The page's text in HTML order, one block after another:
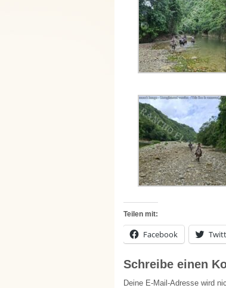
Teilen mit:
Facebook
Schreibe einen
Deine E-Mail-Adresse wird